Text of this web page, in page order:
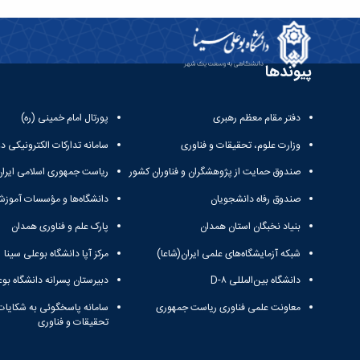
پیوندها
دفتر مقام معظم رهبری
وزارت علوم، تحقیقات و فناوری
صندوق حمایت از پژوهشگران و فناوران کشور
صندوق رفاه دانشجویان
بنیاد نخبگان استان همدان
شبکه آزمایشگاه‌های علمی ایران(شاعا)
دانشگاه بین‌المللی D-۸
معاونت علمی فناوری ریاست جمهوری
پورتال امام خمینی (ره)
سامانه تدارکات الکترونیکی
ریاست جمهوری اسلامی
دانشگاه‌ها و مؤسسات
پارک علم و فناوری همدان
مرکز آپا دانشگاه بوعلی سینا
دبیرستان پسرانه دانشگاه
سامانه پاسخگوئی به
تحقیقات و فناوری